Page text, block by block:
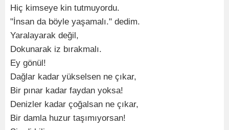
Hiç kimseye kin tutmuyordu.
"İnsan da böyle yaşamalı." dedim.
Yaralayarak değil,
Dokunarak iz bırakmalı.
Ey gönül!
Dağlar kadar yükselsen ne çıkar,
Bir pınar kadar faydan yoksa!
Denizler kadar çoğalsan ne çıkar,
Bir damla huzur taşımıyorsan!